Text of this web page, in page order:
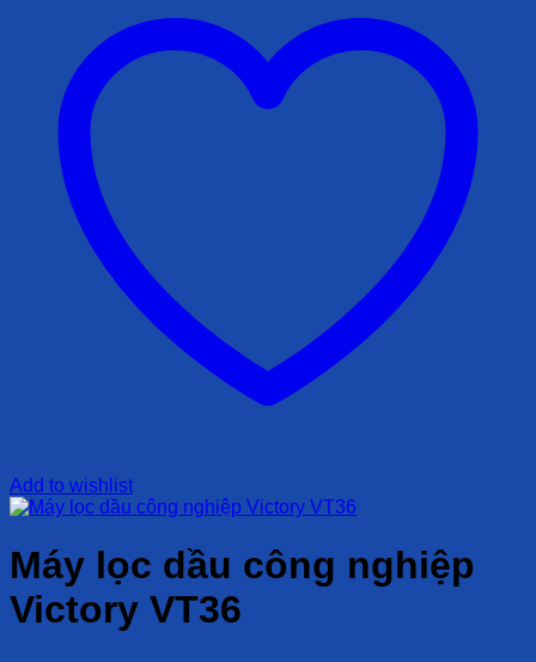
Add to wishlist
Máy lọc dầu công nghiệp
Victory VT36